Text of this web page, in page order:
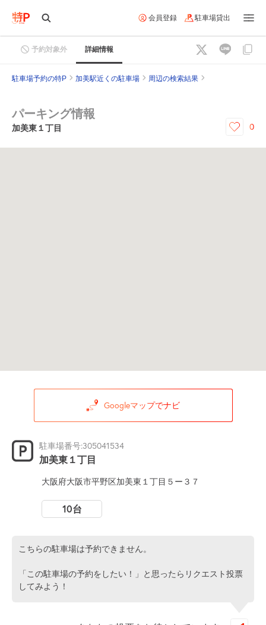
会員登録 駐車場貸出
予約対象外 詳細情報
駐車場予約の特P 加美駅近くの駐車場 周辺の検索結果
パーキング情報
加美東１丁目 0
Googleマップでナビ
駐車場番号:305041534
加美東１丁目
大阪府大阪市平野区加美東１丁目５ー３７
10台
こちらの駐車場は予約できません。
「この駐車場の予約をしたい！」と思ったらリクエスト投票
してみよう！